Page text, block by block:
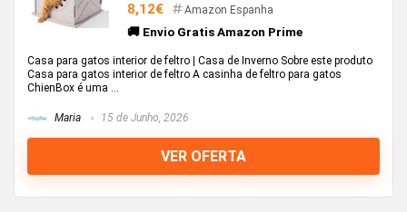
8,12€ Amazon Espanha
🚚 Envio Gratis Amazon Prime
Casa para gatos interior de feltro | Casa de Inverno Sobre este produto
Casa para gatos interior de feltro A casinha de feltro para gatos
ChienBox é uma ...
Maria 15 de Junho, 2026
VER OFERTA